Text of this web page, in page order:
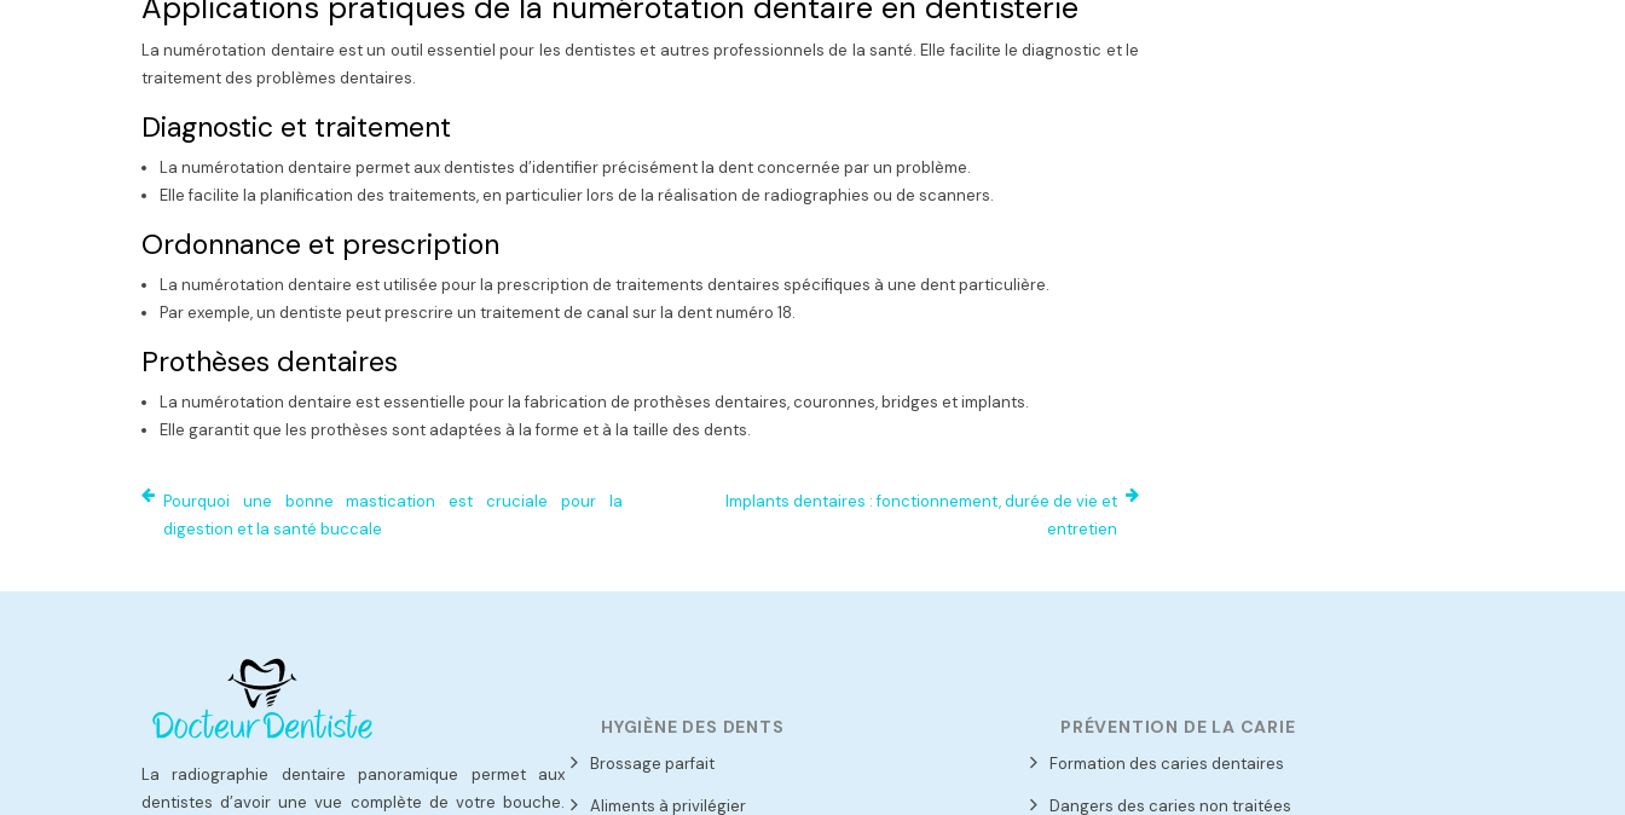
La numérotation dentaire est un outil essentiel pour les dentistes et autres professionnels de la santé. Elle facilite le diagnostic et le
traitement des problèmes dentaires.
Diagnostic et traitement
La numérotation dentaire permet aux dentistes d’identifier précisément la dent concernée par un problème.
Elle facilite la planification des traitements, en particulier lors de la réalisation de radiographies ou de scanners.
Ordonnance et prescription
La numérotation dentaire est utilisée pour la prescription de traitements dentaires spécifiques à une dent particulière.
Par exemple, un dentiste peut prescrire un traitement de canal sur la dent numéro 18.
Prothèses dentaires
La numérotation dentaire est essentielle pour la fabrication de prothèses dentaires, couronnes, bridges et implants.
Elle garantit que les prothèses sont adaptées à la forme et à la taille des dents.
Pourquoi une bonne mastication est cruciale pour la
digestion et la santé buccale
Implants dentaires : fonctionnement, durée de vie et
entretien
La radiographie dentaire panoramique permet aux
dentistes d’avoir une vue complète de votre bouche.
HYGIÈNE DES DENTS
Brossage parfait
Aliments à privilégier
PRÉVENTION DE LA CARIE
Formation des caries dentaires
Dangers des caries non traitées